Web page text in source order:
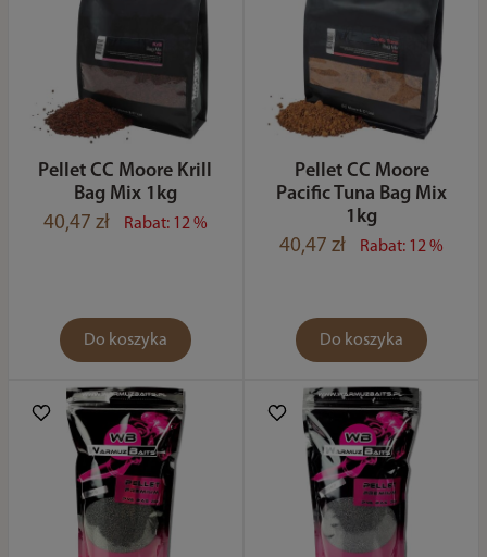
Pellet CC Moore Krill
Bag Mix 1kg
40,47 zł
Rabat: 12 %
Do koszyka
Pellet CC Moore
Pacific Tuna Bag Mix
1kg
40,47 zł
Rabat: 12 %
Do koszyka